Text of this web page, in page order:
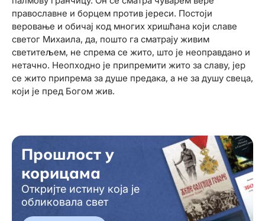
православне и борцем против јереси. Постоји
веровање и обичај код многих хришћана који славе
светог Михаила, да, пошто га сматрају живим
светитељем, не спрема се жито, што је неоправдано и
нетачно. Неопходно је припремити жито за славу, јер
се жито припрема за душе предака, а не за душу свеца,
који је пред Богом жив.
Прошлост у
корицама
Откријте истину која је
обликовала свет